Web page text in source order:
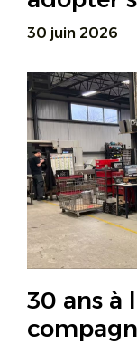
30 juin 2026
30 ans à